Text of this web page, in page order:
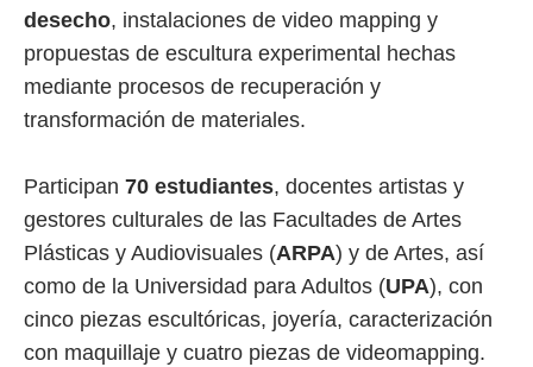
desecho, instalaciones de video mapping y
propuestas de escultura experimental hechas
mediante procesos de recuperación y
transformación de materiales.
Participan 70 estudiantes, docentes artistas y
gestores culturales de las Facultades de Artes
Plásticas y Audiovisuales (ARPA) y de Artes, así
como de la Universidad para Adultos (UPA), con
cinco piezas escultóricas, joyería, caracterización
con maquillaje y cuatro piezas de videomapping.